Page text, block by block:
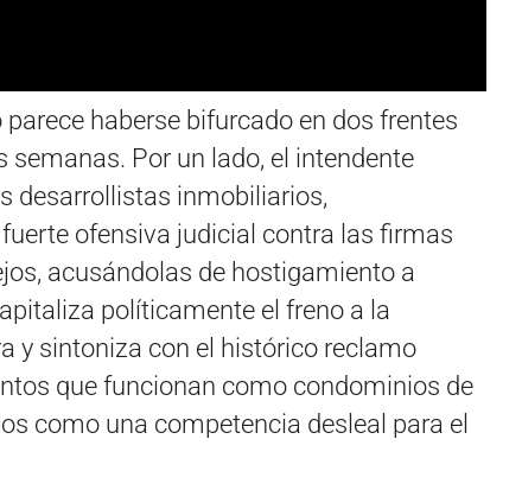
haberse bifurcado en dos frentes
Por un lado, el intendente
desarrollistas inmobiliarios,
ofensiva judicial contra las firmas
acusándolas de hostigamiento a
políticamente el freno a la
y sintoniza con el histórico reclamo
que funcionan como condominios de
como una competencia desleal para el